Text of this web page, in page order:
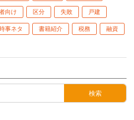
向け 区分 失敗 戸建
事ネタ 書籍紹介 税務 融資
検索